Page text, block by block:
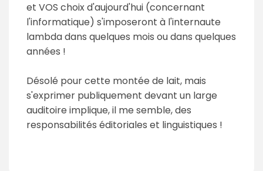
et VOS choix d'aujourd'hui (concernant
l'informatique) s'imposeront à l'internaute
lambda dans quelques mois ou dans quelques
années !
Désolé pour cette montée de lait, mais
s'exprimer publiquement devant un large
auditoire implique, il me semble, des
responsabilités éditoriales et linguistiques !